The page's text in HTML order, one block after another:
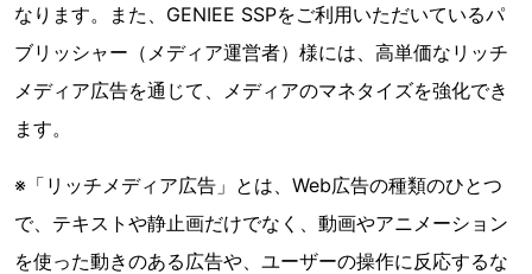
なります。また、GENIEE SSPをご利用いただいているパ
ブリッシャー（メディア運営者）様には、高単価なリッチ
メディア広告を通じて、メディアのマネタイズを強化でき
ます。
※「リッチメディア広告」とは、Web広告の種類のひとつ
で、テキストや静止画だけでなく、動画やアニメーション
を使った動きのある広告や、ユーザーの操作に反応するな